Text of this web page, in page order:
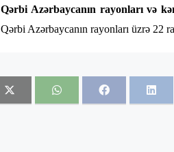
Qərbi Azərbaycanın rayonları və
Qərbi Azərbaycanın rayonları üzrə 22